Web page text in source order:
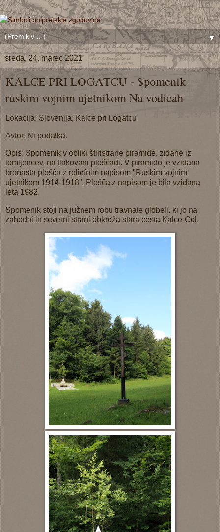
▼
sreda, 24. marec 2021
KALCE PRI LOGATCU - Spomenik
ruskim vojnim ujetnikom Na vodicah
Lokacija: Slovenija; Kalce pri Logatcu
Avtor: Ni podatka.
Opis: Spomenik v obliki štiristrane piramide, zidane iz
lomljencev, na tlakovani ploščadi. V piramido je vzidana
bronasta plošča z reliefnim napisom "Ruskim vojnim
ujetnikom 1914-1918". Plošča z napisom je bila vzidana
leta 1982.
Spomenik stoji na južnem robu travnate globeli, ki jo na
zahodni in severni strani obkroža stara cesta Kalce-Col.